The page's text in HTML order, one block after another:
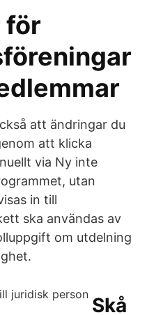
för
att ändringar du
att klicka
via Ny inte
utan
in till
ska användas av
om utdelning
Skå